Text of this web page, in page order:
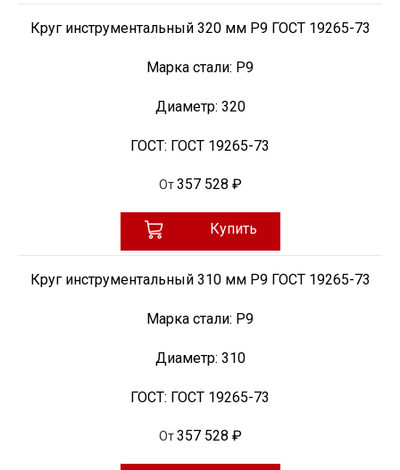
Круг инструментальный 320 мм Р9 ГОСТ 19265-73
Марка стали: Р9
Диаметр: 320
ГОСТ: ГОСТ 19265-73
От 357 528 ₽
Купить
Круг инструментальный 310 мм Р9 ГОСТ 19265-73
Марка стали: Р9
Диаметр: 310
ГОСТ: ГОСТ 19265-73
От 357 528 ₽